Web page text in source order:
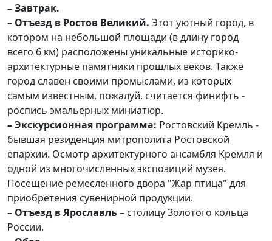
– Завтрак.
– Отъезд в Ростов Великий. Этот уютный город, в
котором на небольшой площади (в длину город
всего 6 км) расположены уникальные историко-
архитектурные памятники прошлых веков. Также
город славен своими промыслами, из которых
самым известным, пожалуй, считается финифть -
роспись эмальерных миниатюр.
– Экскурсионная программа: Ростовский Кремль -
бывшая резиденция митрополита Ростовской
епархии. Осмотр архитектурного ансамбля Кремля и
одной из многочисленных экспозиций музея.
Посещение ремесленного двора "Жар птица" для
приобретения сувенирной продукции.
– Отъезд в Ярославль– столицу Золотого кольца
России.